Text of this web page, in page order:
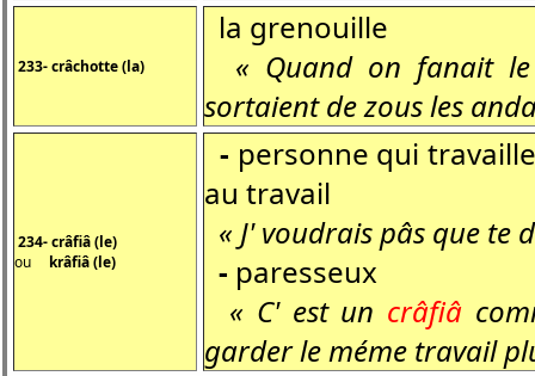
233- crâchotte (la)
la grenouille
« Quand on fanait
sortaient de zous les
234- crâfiâ (le)
ou krâfiâ (le)
- personne qui
au travail
« J' voudrais pâs que te
- paresseux
« C' est un crâfiâ
garder le méme travail